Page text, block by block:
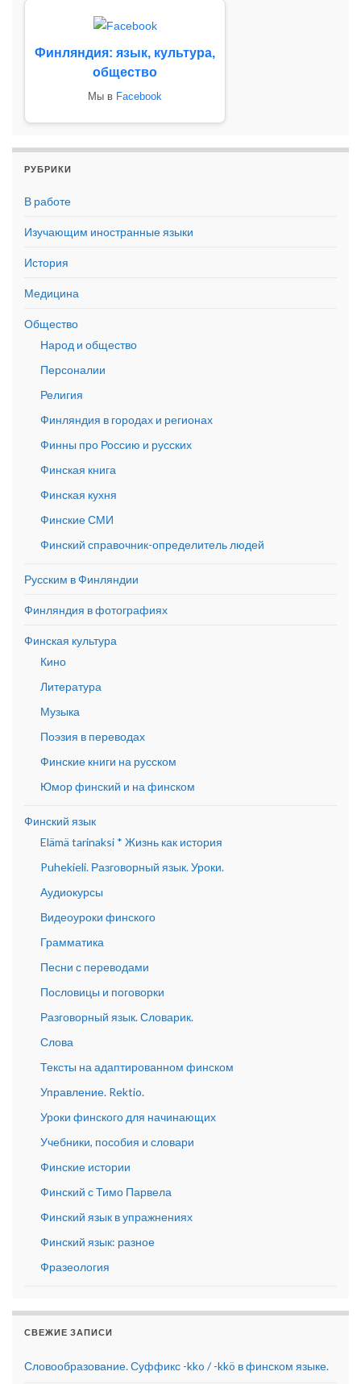
Финляндия: язык, культура,
общество
Мы в Facebook
РУБРИКИ
В работе
Изучающим иностранные языки
История
Медицина
Общество
Народ и общество
Персоналии
Религия
Финляндия в городах и регионах
Финны про Россию и русских
Финская книга
Финская кухня
Финские СМИ
Финский справочник-определитель людей
Русским в Финляндии
Финляндия в фотографиях
Финская культура
Кино
Литература
Музыка
Поэзия в переводах
Финские книги на русском
Юмор финский и на финском
Финский язык
Elämä tarinaksi * Жизнь как история
Puhekieli. Разговорный язык. Уроки.
Аудиокурсы
Видеоуроки финского
Грамматика
Песни с переводами
Пословицы и поговорки
Разговорный язык. Словарик.
Слова
Тексты на адаптированном финском
Управление. Rektio.
Уроки финского для начинающих
Учебники, пособия и словари
Финские истории
Финский с Тимо Парвела
Финский язык в упражнениях
Финский язык: разное
Фразеология
СВЕЖИЕ ЗАПИСИ
Словообразование. Суффикс -kko / -kkö в финском языке.